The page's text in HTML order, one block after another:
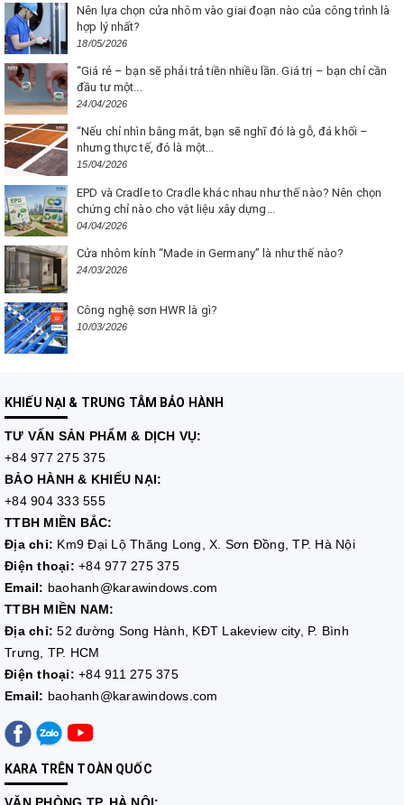
Nên lựa chọn cửa nhôm vào giai đoạn nào của công trình là
hợp lý nhất?
18/05/2026
“Giá rẻ – bạn sẽ phải trả tiền nhiều lần. Giá trị – bạn chỉ cần
đầu tư một...
24/04/2026
“Nếu chỉ nhìn bằng mắt, bạn sẽ nghĩ đó là gỗ, đá khối –
nhưng thực tế, đó là một...
15/04/2026
EPD và Cradle to Cradle khác nhau như thế nào? Nên chọn
chứng chỉ nào cho vật liệu xây dựng...
04/04/2026
Cửa nhôm kính “Made in Germany” là như thế nào?
24/03/2026
Công nghệ sơn HWR là gì?
10/03/2026
KHIẾU NẠI & TRUNG TÂM BẢO HÀNH
TƯ VẤN SẢN PHẨM & DỊCH VỤ:
+84 977 275 375
BẢO HÀNH & KHIẾU NẠI:
+84 904 333 555
TTBH MIỀN BẮC:
Địa chỉ: Km9 Đại Lộ Thăng Long, X. Sơn Đồng, TP. Hà Nội
Điện thoại: +84 977 275 375
Email: baohanh@karawindows.com
TTBH MIỀN NAM:
Địa chỉ: 52 đường Song Hành, KĐT Lakeview city, P. Bình
Trưng, TP. HCM
Điện thoại: +84 911 275 375
Email: baohanh@karawindows.com
KARA TRÊN TOÀN QUỐC